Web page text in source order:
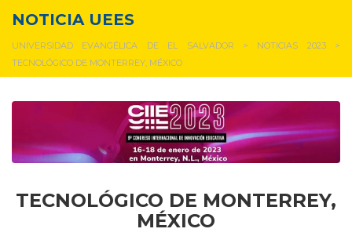
NOTICIA UEES
UNIVERSIDAD EVANGÉLICA DE EL SALVADOR > NOTICIAS 2023>
TECNOLÓGICO DE MONTERREY, MÉXICO
TECNOLÓGICO DE MONTERREY,
MÉXICO